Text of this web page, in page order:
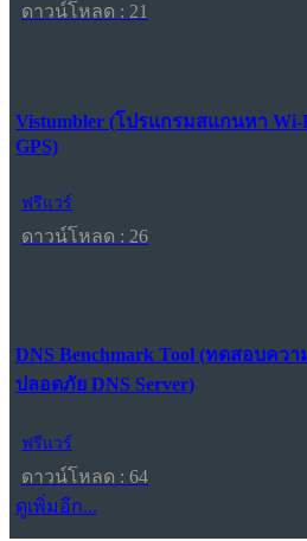
ดาวน์โหลด : 21
Vistumbler (โปรแกรมสแกนหา
GPS)
ฟรีแวร์
ดาวน์โหลด : 26
DNS Benchmark Tool (ทดสอบควา
ปลอดภัย DNS Server)
ฟรีแวร์
ดาวน์โหลด : 64
ดูเพิ่มอีก...